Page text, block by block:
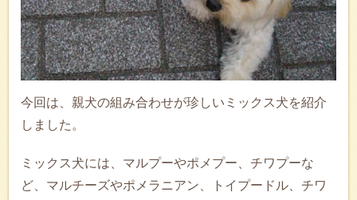
今回は、親犬の組み合わせが珍しいミックス犬を紹介
しました。
ミックス犬には、マルプーやポメプー、チワプーな
ど、マルチーズやポメラニアン、トイプードル、チワ